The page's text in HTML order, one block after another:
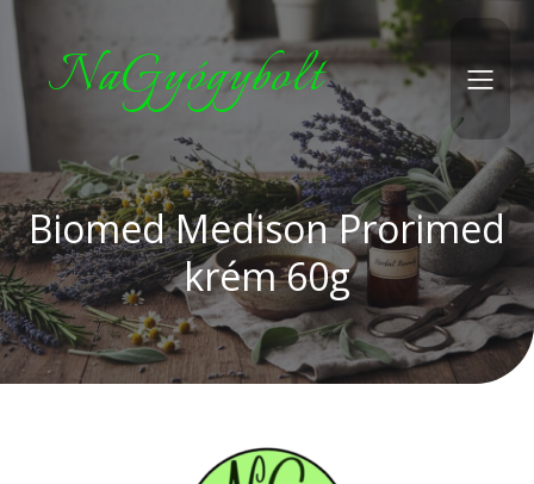
NaGyógybolt
Biomed Medison Prorimed
krém 60g